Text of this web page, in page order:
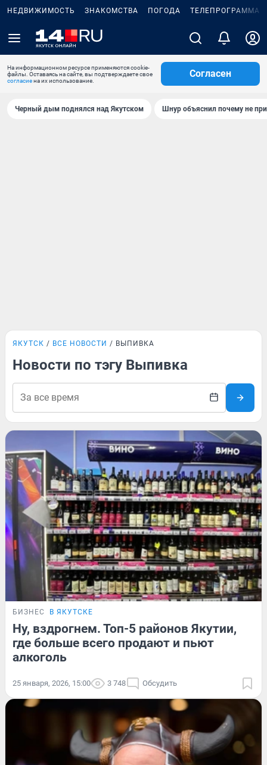
НЕДВИЖИМОСТЬ ЗНАКОМСТВА ПОГОДА ТЕЛЕПРОГРАММА
На информационном ресурсе применяются cookie-
файлы. Оставаясь на сайте, вы подтверждаете свое
согласиена их использование.
Согласен
Черный дым поднялся над Якутском Шнур объяснил почему не
ЯКУТСК ВСЕ НОВОСТИ ВЫПИВКА
Новости по тэгу Выпивка
БИЗНЕС В ЯКУТСКЕ
Ну, вздрогнем. Топ-5 районов Якутии,
где больше всего продают и пьют
алкоголь
25 января, 2026, 15:00 3 748 Обсудить